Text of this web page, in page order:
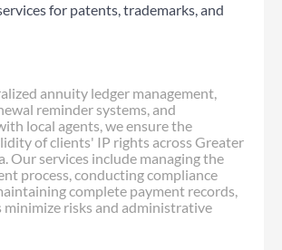
for patents, trademarks, and
annuity ledger management,
reminder systems, and
local agents, we ensure the
of clients' IP rights across Greater
Our services include managing the
process, conducting compliance
complete payment records,
minimize risks and administrative